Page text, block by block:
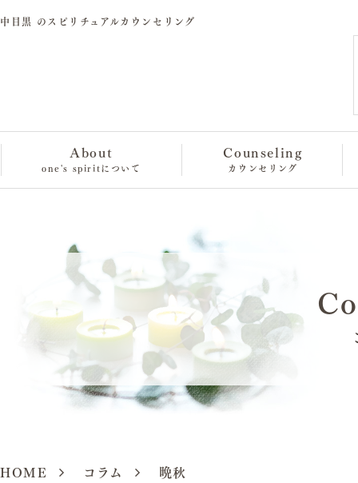
中目黒 のスピリチュアルカウンセリング
About
one's spiritについて
Counseling
カウンセリング
HOME コラム 晩秋